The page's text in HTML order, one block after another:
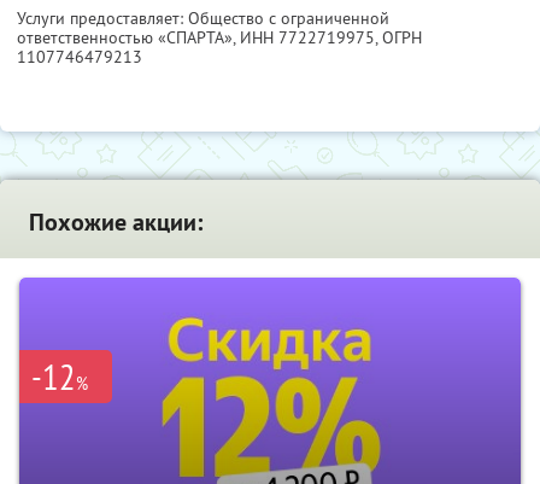
Услуги предоставляет: Общество с ограниченной
ответственностью «СПАРТА», ИНН 7722719975, ОГРН
1107746479213
Похожие акции:
-12%